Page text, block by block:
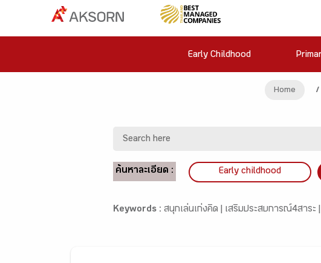
Early Childhood
Home /
ค้นหาละเอียด : Early childhood
Keywords : สนุกเล่นเก่งคิด | เสริมประสบการณ์4สาระ |